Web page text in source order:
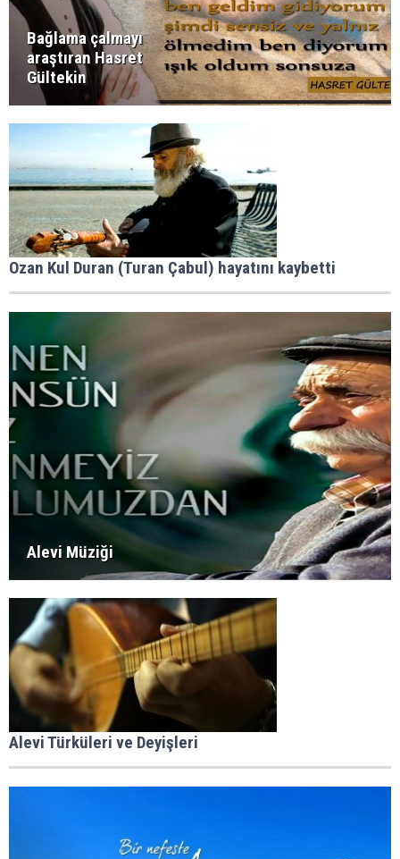
Bağlama çalmayı
araştıran Hasret
Gültekin
Ozan Kul Duran (Turan Çabul) hayatını kaybetti
Alevi Müziği
Alevi Türküleri ve Deyişleri